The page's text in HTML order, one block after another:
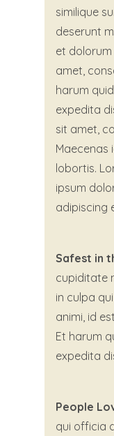
similique
deserunt
et
amet,
harum
expedita
sit amet,
Maecenas
lobortis.
ipsum
adipiscing
Safest in
cupiditate
in culpa
animi, id
Et harum
expedita
People
qui officia